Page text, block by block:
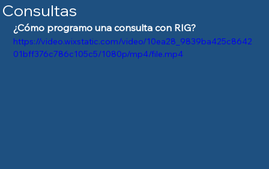
Consultas
¿Cómo programo una consulta con RIG?
https://video.wixstatic.com/video/10ea28_9839ba425c8642
01bff376c786c105c5/1080p/mp4/file.mp4